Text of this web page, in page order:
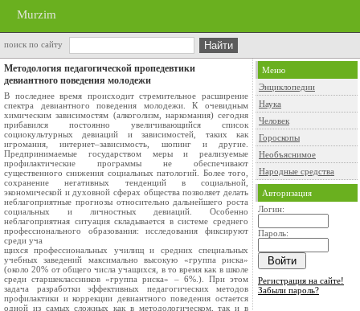
Murzim
поиск по сайту
Методология педагогической пропедевтики
девиантного поведения молодежи
В последнее время происходит стремительное расширение
спектра девиантного поведения молодежи. К очевидным
химическим зависимостям (алкоголизм, наркомания) сегодня
прибавился постоянно увеличивающийся список
социокультурных девиаций и зависимостей, таких как
игромания, интернет–зависимость, шопинг и другие.
Предпринимаемые государством меры и реализуемые
профилактические программы не обеспечивают
существенного снижения социальных патологий. Более того,
сохранение негативных тенденций в социальной,
экономической и духовной сферах общества позволяет делать
неблагоприятные прогнозы относительно дальнейшего роста
социальных и личностных девиаций. Особенно
неблагоприятная ситуация складывается в системе среднего
профессионального образования: исследования фиксируют
среди уча
щихся профессиональных училищ и средних специальных
учебных заведений максимально высокую «группа риска»
(около 20% от общего числа учащихся, в то время как в школе
среди старшеклассников «группа риска» – 6%.). При этом
задача разработки эффективных педагогических методов
профилактики и коррекции девиантного поведения остается
одной из самых сложных как в методологическом, так и в
Меню
Энциклопедии
Наука
Человек
Гороскопы
Необъяснимое
Народные средства
Авторизация
Логин:
Пароль:
Регистрация на сайте!
Забыли пароль?